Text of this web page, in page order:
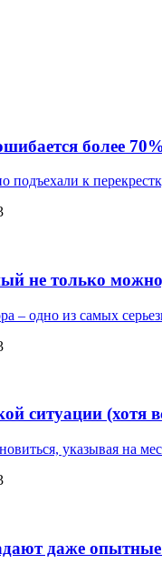
более
к
не только
– одно из самых
ситуации (хотя
указывая на
даже опытные